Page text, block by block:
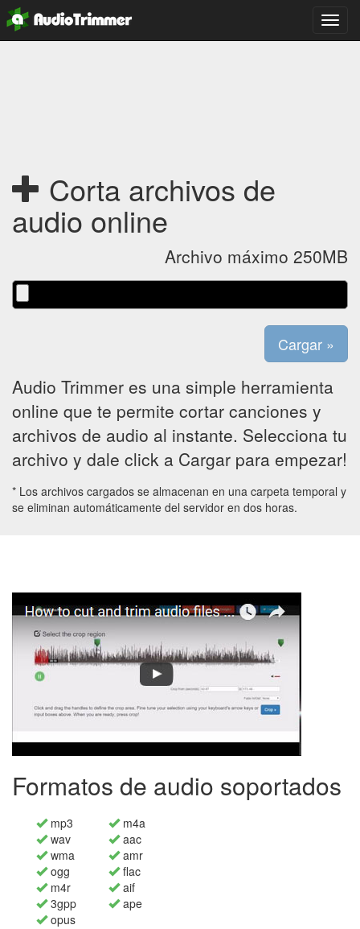
Corta archivos de
audio online
Archivo máximo 250MB
Audio Trimmer es una simple herramienta
online que te permite cortar canciones y
archivos de audio al instante. Selecciona tu
archivo y dale click a Cargar para empezar!
* Los archivos cargados se almacenan en una carpeta temporal y
se eliminan automáticamente del servidor en dos horas.
Formatos de audio soportados
mp3
wav
wma
ogg
m4r
3gpp
opus
m4a
aac
amr
flac
aif
ape